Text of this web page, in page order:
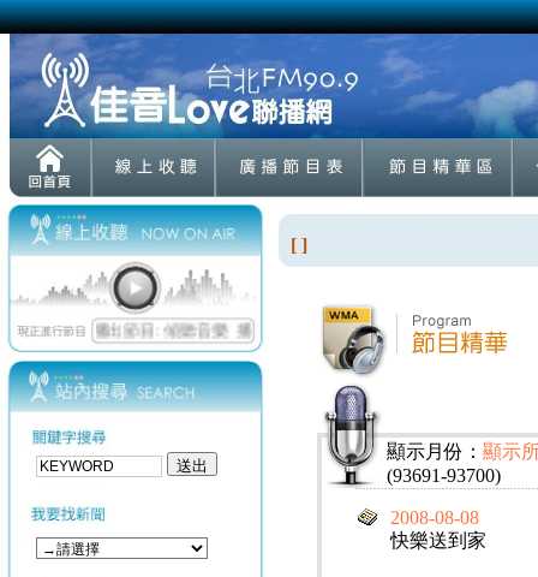
[ ]
顯示月份： 顯示
(93691-93700)
2008-08-08
快樂送到家